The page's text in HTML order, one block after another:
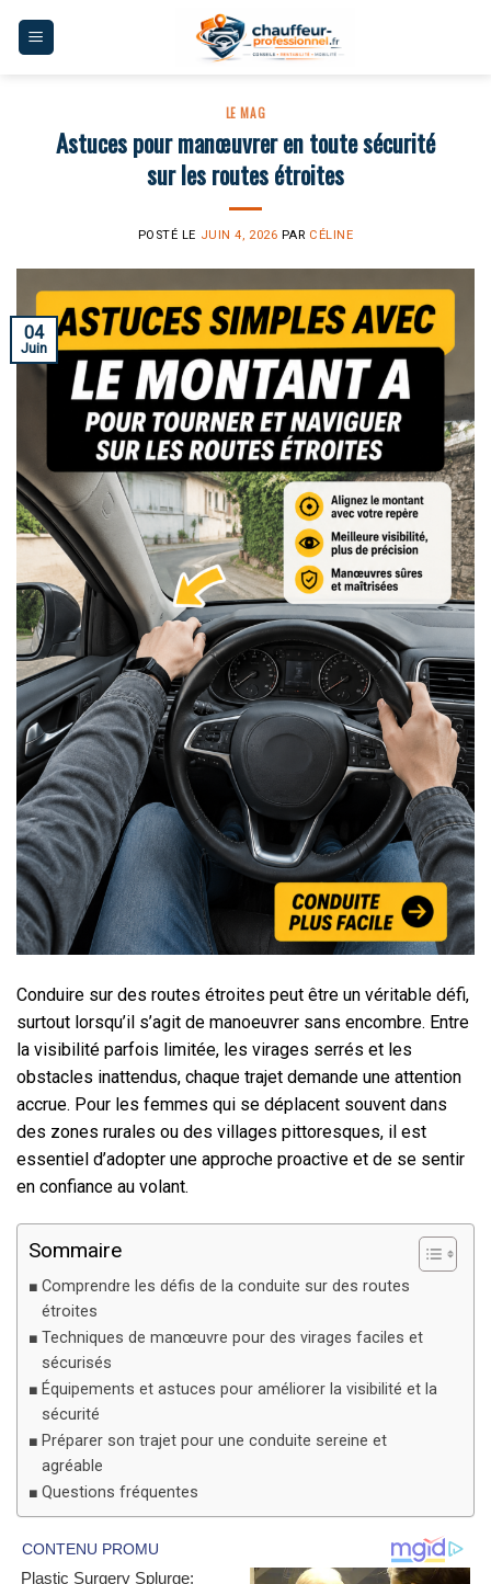
LE MAG
Astuces pour manœuvrer en toute sécurité
sur les routes étroites
POSTÉ LE JUIN 4, 2026 PAR CÉLINE
04
Juin
Conduire sur des routes étroites peut être un véritable défi,
surtout lorsqu’il s’agit de manoeuvrer sans encombre. Entre
la visibilité parfois limitée, les virages serrés et les
obstacles inattendus, chaque trajet demande une attention
accrue. Pour les femmes qui se déplacent souvent dans
des zones rurales ou des villages pittoresques, il est
essentiel d’adopter une approche proactive et de se sentir
en confiance au volant.
Sommaire
Comprendre les défis de la conduite sur des routes
étroites
Techniques de manœuvre pour des virages faciles et
sécurisés
Équipements et astuces pour améliorer la visibilité et la
sécurité
Préparer son trajet pour une conduite sereine et
agréable
Questions fréquentes